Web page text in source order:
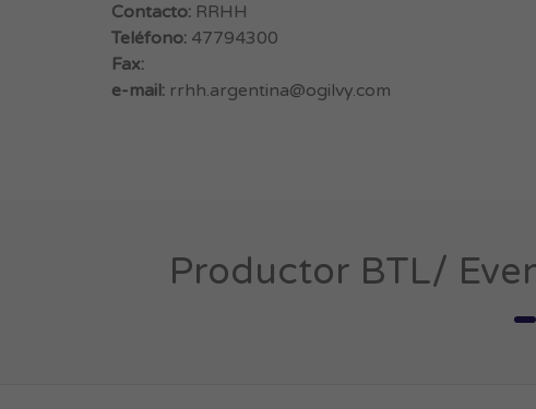
Contacto: RRHH
Teléfono: 47794300
Fax:
e-mail: rrhh.argentina@ogilvy.com
Productor BTL/